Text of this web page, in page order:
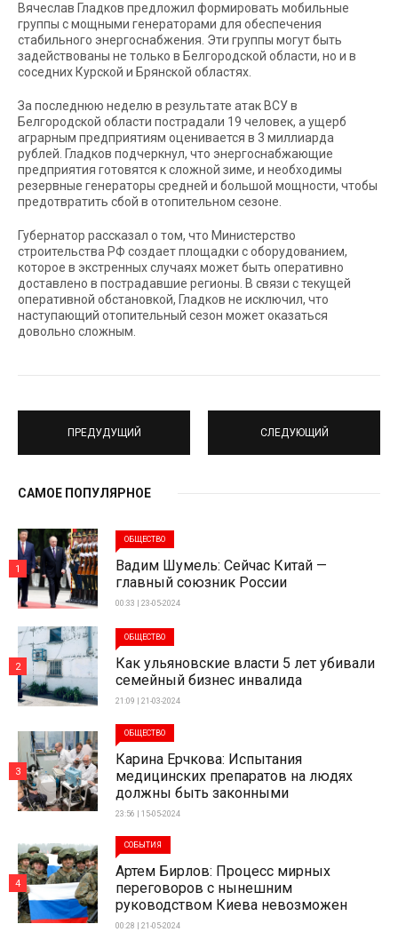
Вячеслав Гладков предложил формировать мобильные
группы с мощными генераторами для обеспечения
стабильного энергоснабжения. Эти группы могут быть
задействованы не только в Белгородской области, но и в
соседних Курской и Брянской областях.
За последнюю неделю в результате атак ВСУ в
Белгородской области пострадали 19 человек, а ущерб
аграрным предприятиям оценивается в 3 миллиарда
рублей. Гладков подчеркнул, что энергоснабжающие
предприятия готовятся к сложной зиме, и необходимы
резервные генераторы средней и большой мощности, чтобы
предотвратить сбой в отопительном сезоне.
Губернатор рассказал о том, что Министерство
строительства РФ создает площадки с оборудованием,
которое в экстренных случаях может быть оперативно
доставлено в пострадавшие регионы. В связи с текущей
оперативной обстановкой, Гладков не исключил, что
наступающий отопительный сезон может оказаться
довольно сложным.
ПРЕДУДУЩИЙ СЛЕДУЮЩИЙ
САМОЕ ПОПУЛЯРНОЕ
ОБЩЕСТВО
Вадим Шумель: Сейчас Китай —
главный союзник России
00:33 | 23-05-2024
1
ОБЩЕСТВО
Как ульяновские власти 5 лет убивали
семейный бизнес инвалида
21:09 | 21-03-2024
2
ОБЩЕСТВО
Карина Ерчкова: Испытания
медицинских препаратов на людях
должны быть законными
23:56 | 15-05-2024
3
СОБЫТИЯ
Артем Бирлов: Процесс мирных
переговоров с нынешним
руководством Киева невозможен
00:28 | 21-05-2024
4